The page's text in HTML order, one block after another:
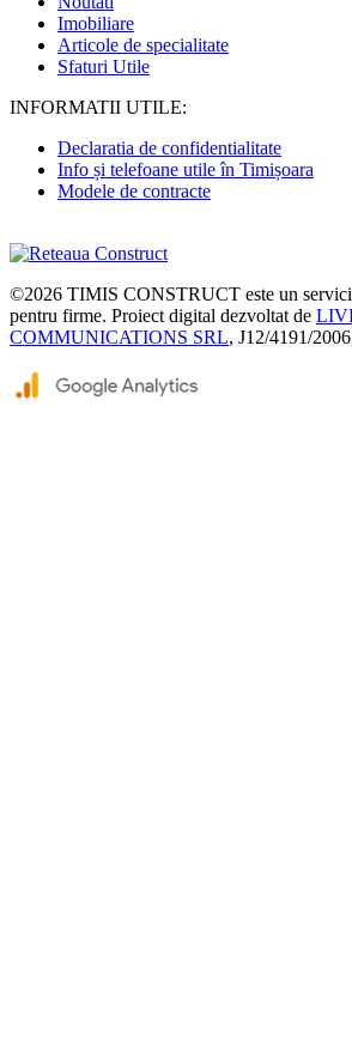
Imobiliare
Articole de specialitate
Sfaturi Utile
INFORMATII UTILE:
Declaratia de confidentialitate
Info și telefoane utile în Timișoara
Modele de contracte
©2026 TIMIS CONSTRUCT este un
pentru firme. Proiect digital dezvoltat de
COMMUNICATIONS SRL, J12/4191/